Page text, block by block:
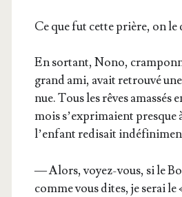
Ce que fut cette prière, on le
En sor­tant, Nono,
grand ami, avait retrou­vé
nue. Tous les rêves amas­sés
mois s’exprimaient presque
l’enfant redi­sait
— Alors, voyez-vous, si le
comme vous dites, je serai le